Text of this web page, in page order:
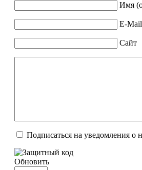
Имя
E-Mail
Сайт
Подписаться на уведомления о
Обновить